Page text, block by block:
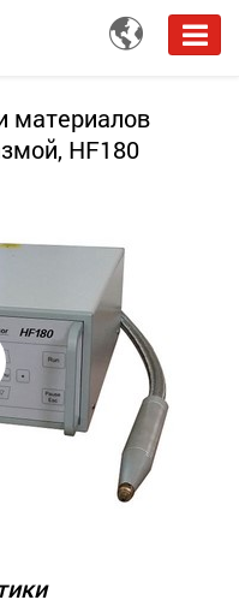

материалов
HF180